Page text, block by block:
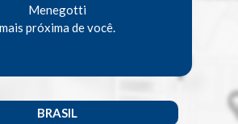
Menegotti
mais próxima de você.
BRASIL